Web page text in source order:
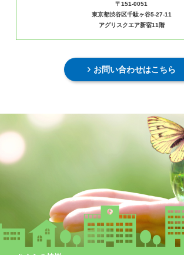
〒151-0051
東京都渋谷区千駄ヶ谷5-27-11
アグリスクエア新宿11階
お問い合わせはこちら